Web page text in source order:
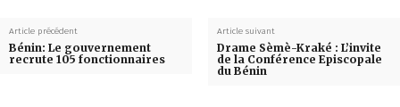
Article précédent
Bénin: Le gouvernement
recrute 105 fonctionnaires
Article suivant
Drame Sèmè-Kraké : L’invite
de la Conférence Episcopale
du Bénin